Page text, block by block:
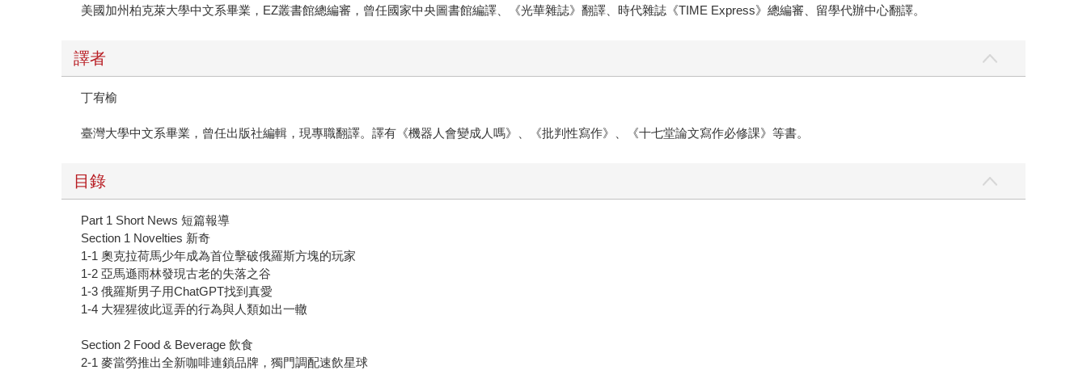
美國加州柏克萊大學中文系畢業，EZ叢書館總編審，曾任國家中央圖書館編譯、《光華雜誌》翻譯、時代雜誌《TIME Express》總編審、留學代辦中心翻譯。
譯者
丁宥榆
臺灣大學中文系畢業，曾任出版社編輯，現專職翻譯。譯有《機器人會變成人嗎》、《批判性寫作》、《十七堂論文寫作必修課》等書。
目錄
Part 1 Short News 短篇報導
Section 1 Novelties 新奇
1-1 奧克拉荷馬少年成為首位擊破俄羅斯方塊的玩家
1-2 亞馬遜雨林發現古老的失落之谷
1-3 俄羅斯男子用ChatGPT找到真愛
1-4 大猩猩彼此逗弄的行為與人類如出一轍
Section 2 Food & Beverage 飲食
2-1 麥當勞推出全新咖啡連鎖品牌，獨門調配速飲星球